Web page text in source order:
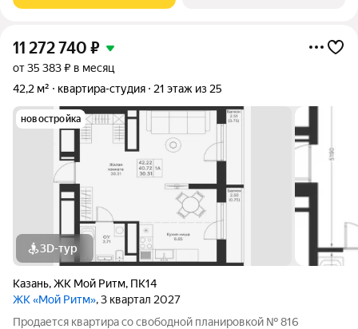
11 272 740 ₽
от 35 383 ₽ в месяц
42,2 м²
квартира-студия 21 этаж из 25
новостройка
3D-тур
Казань,ЖК Мой Ритм, ПК14
ЖК «Мой Ритм», 3 квартал 2027
Продается квартира со свободной планировкой № 816